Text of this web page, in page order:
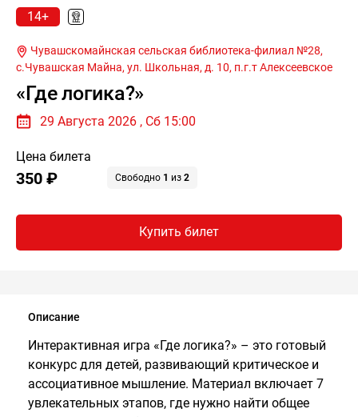
14+
с.Чувашская Майна, ул. Школьная, д. 10, п.г.т Алексеевское
«Где логика?»
29 Августа 2026 , Сб 15:00
Цена билета
350 ₽ Свободно 1 из 2
Купить билет
Описание
Интерактивная игра «Где логика?» – это готовый
конкурс для детей, развивающий критическое и
ассоциативное мышление. Материал включает 7
увлекательных этапов, где нужно найти общее